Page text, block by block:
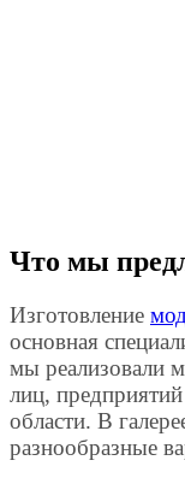
Что мы
Изготовление
основная
мы реализовали
лиц,
области. В
разнообразные